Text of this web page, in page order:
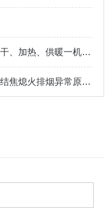
多功能全自动生物质热风炉：烘干、加热、供暖一机多用，提升生产效率
生物质颗粒燃烧设备常见故障，结焦熄火排烟异常原因排查维修方法